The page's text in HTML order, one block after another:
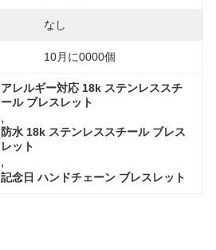
なし
10月に0000個
アレルギー対応 18k ステンレススチ
ール ブレスレット
,
防水 18k ステンレススチール ブレス
レット
,
記念日 ハンドチェーン ブレスレット